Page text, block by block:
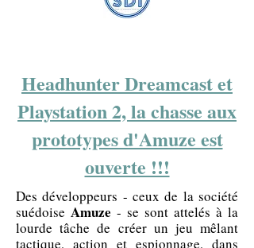
Headhunter Dreamcast et
Playstation 2, la chasse aux
prototypes d'Amuze est
ouverte !!!
Des développeurs - ceux de la société
suédoise Amuze - se sont attelés à la
lourde tâche de créer un jeu mêlant
tactique, action et espionnage, dans